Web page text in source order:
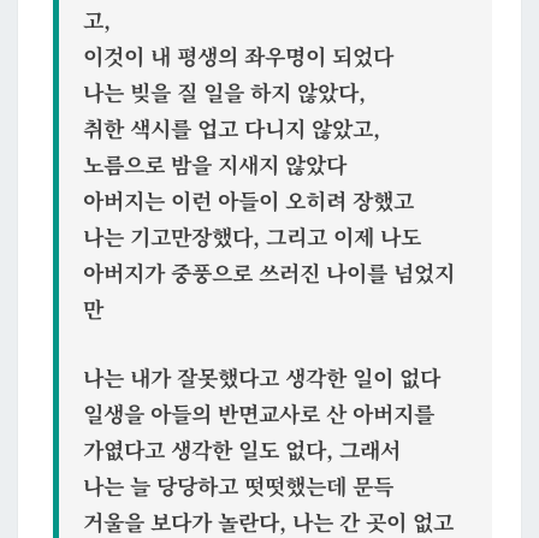
고,
이것이 내 평생의 좌우명이 되었다
나는 빚을 질 일을 하지 않았다,
취한 색시를 업고 다니지 않았고,
노름으로 밤을 지새지 않았다
아버지는 이런 아들이 오히려 장했고
나는 기고만장했다, 그리고 이제 나도
아버지가 중풍으로 쓰러진 나이를 넘었지
만
나는 내가 잘못했다고 생각한 일이 없다
일생을 아들의 반면교사로 산 아버지를
가엾다고 생각한 일도 없다, 그래서
나는 늘 당당하고 떳떳했는데 문득
거울을 보다가 놀란다, 나는 간 곳이 없고